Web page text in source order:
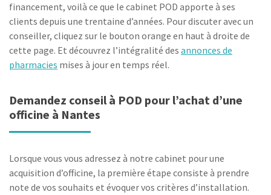
financement, voilà ce que le cabinet POD apporte à ses
clients depuis une trentaine d’années. Pour discuter avec un
conseiller, cliquez sur le bouton orange en haut à droite de
cette page. Et découvrez l’intégralité des annonces de
pharmacies mises à jour en temps réel.
Demandez conseil à POD pour l’achat d’une
officine à Nantes
Lorsque vous vous adressez à notre cabinet pour une
acquisition d’officine, la première étape consiste à prendre
note de vos souhaits et évoquer vos critères d’installation.